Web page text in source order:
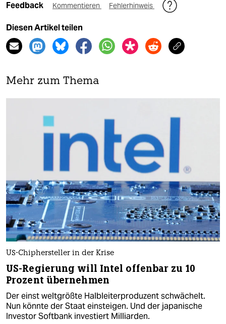
Feedback Kommentieren Fehlerhinweis
Diesen Artikel teilen
Mehr zum Thema
US-Chiphersteller in der Krise
US-Regierung will Intel offenbar zu 10
Prozent übernehmen
Der einst weltgrößte Halbleiterproduzent schwächelt.
Nun könnte der Staat einsteigen. Und der japanische
Investor Softbank investiert Milliarden.